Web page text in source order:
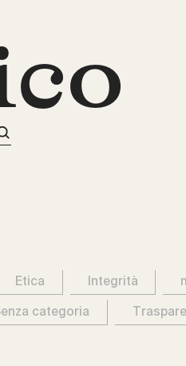
Etica Integrità
categoria